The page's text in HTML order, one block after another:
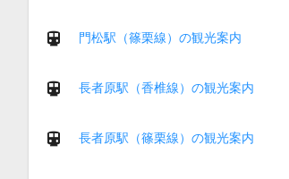
門松駅（篠栗線）の観光案内
長者原駅（香椎線）の観光案内
長者原駅（篠栗線）の観光案内